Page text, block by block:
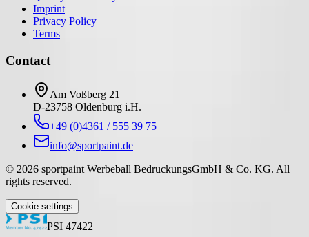
Imprint
Privacy Policy
Terms
Contact
Am Voßberg 21
D-23758 Oldenburg i.H.
+49 (0)4361 / 555 39 75
info@sportpaint.de
© 2026 sportpaint Werbeball BedruckungsGmbH & Co. KG. All
rights reserved.
Cookie settings
PSI 47422